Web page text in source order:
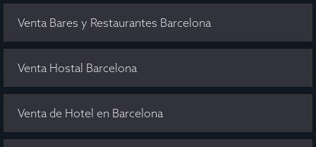
Venta Bares y Restaurantes Barcelona
Venta Hostal Barcelona
Venta de Hotel en Barcelona